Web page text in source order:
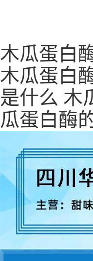
木瓜蛋白
木瓜蛋白
是什么 木
瓜蛋白酶